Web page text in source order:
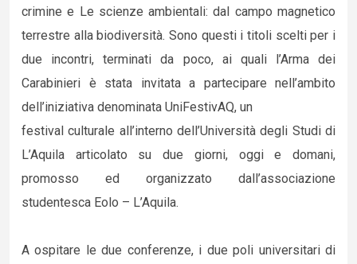
crimine e Le scienze ambientali: dal campo magnetico
terrestre alla biodiversità. Sono questi i titoli scelti per i
due incontri, terminati da poco, ai quali l’Arma dei
Carabinieri è stata invitata a partecipare nell’ambito
dell’iniziativa denominata UniFestivAQ, un
festival culturale all’interno dell’Università degli Studi di
L’Aquila articolato su due giorni, oggi e domani,
promosso ed organizzato dall’associazione
studentesca Eolo – L’Aquila.
A ospitare le due conferenze, i due poli universitari di